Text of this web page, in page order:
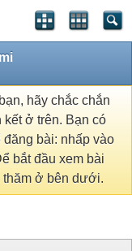
hãy chắc chắn
kết ở trên. Bạn có
bài: nhấp vào
bắt đầu xem bài
thăm ở bên dưới.